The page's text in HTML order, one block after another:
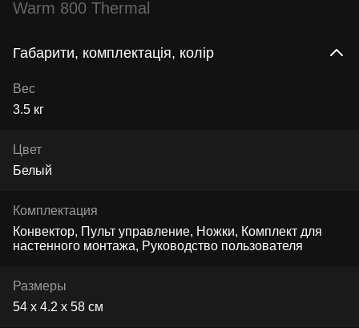
Warm 800 Thermal
Габарити, комплектація, колір
Вес
3.5 кг
Цвет
Белый
Комплектация
Конвектор, Пульт управление, Ножки, Комплект для
настенного монтажа, Руководство пользователя
Размеры
54 х 4.2 х 58 см